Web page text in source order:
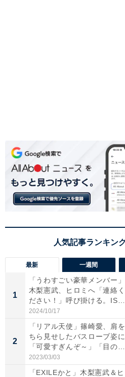
最新 一週間
1
「うわすごい豪華メンバー」
木梨憲武、ヒロミへ「連絡く
ださい！」呼び掛ける。IS
S...
2024/10/17
2
「リアル天使」篠崎愛、肩を
ちら見せしたバスローブ姿に
「可愛すぎんぞ～」「目の表
情...
2023/03/03
「EXILEかと」木梨憲武＆ヒ